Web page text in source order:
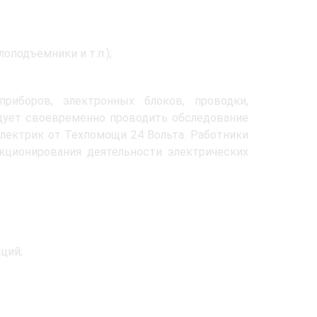
и т.п.);
электронных блоков, проводки,
своевременно проводить обследование
от Техпомощи 24 Вольта. Работники
деятельности электрических